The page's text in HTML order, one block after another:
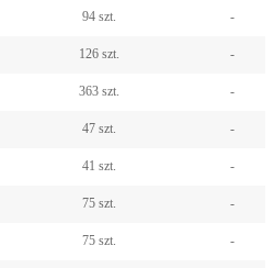
94 szt. -
126 szt. -
363 szt. -
47 szt. -
41 szt. -
75 szt. -
75 szt. -